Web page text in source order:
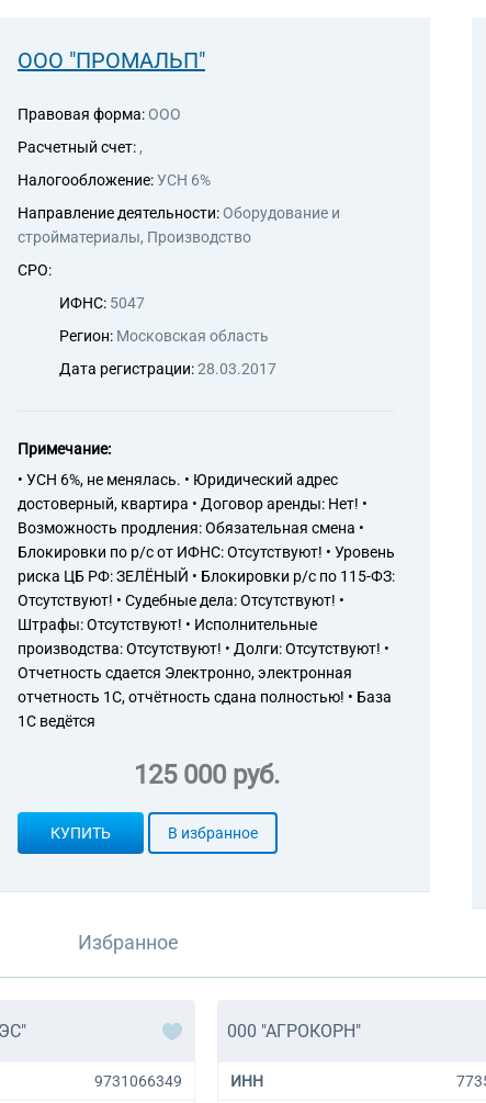
ООО "ПРОМАЛЬП"
Правовая форма: ООО
Расчетный счет: ,
Налогообложение:УСН 6%
Направление деятельности: Оборудование и
стройматериалы, Производство
СРО:
ИФНС: 5047
Регион: Московская область
Дата регистрации:28.03.2017
Примечание:
• УСН 6%, не менялась. • Юридический адрес
достоверный, квартира • Договор аренды: Нет! •
Возможность продления: Обязательная смена •
Блокировки по р/с от ИФНС: Отсутствуют! • Уровень
риска ЦБ РФ: ЗЕЛЁНЫЙ • Блокировки р/с по 115-ФЗ:
Отсутствуют! • Судебные дела: Отсутствуют! •
Штрафы: Отсутствуют! • Исполнительные
производства: Отсутствуют! • Долги: Отсутствуют! •
Отчетность сдается Электронно, электронная
отчетность 1С, отчётность сдана полностью! • База
1С ведётся
125 000 руб.
КУПИТЬ В избранное
Избранное
9731066349
000 "АГРОКОРН"
ИНН